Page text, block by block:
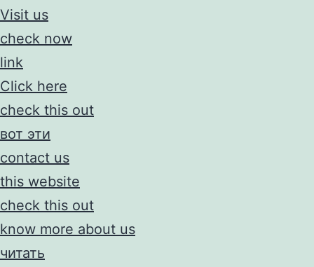
Visit us
check now
link
Click here
check this out
вот эти
contact us
this website
check this out
know more about us
читать